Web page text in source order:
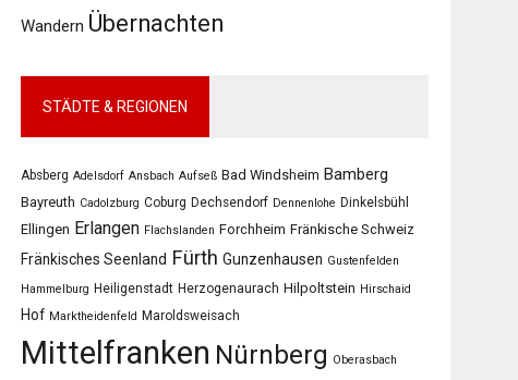
Wandern Übernachten
STÄDTE & REGIONEN
Absberg Adelsdorf Ansbach Aufseß Bad Windsheim Bamberg
Bayreuth Cadolzburg Coburg Dechsendorf Dennenlohe Dinkelsbühl
Ellingen Erlangen Flachslanden Forchheim Fränkische Schweiz
Fränkisches Seenland Fürth Gunzenhausen Gustenfelden
Hammelburg Heiligenstadt Herzogenaurach Hilpoltstein Hirschaid
Hof Marktheidenfeld Maroldsweisach
Mittelfranken Nürnberg Oberasbach